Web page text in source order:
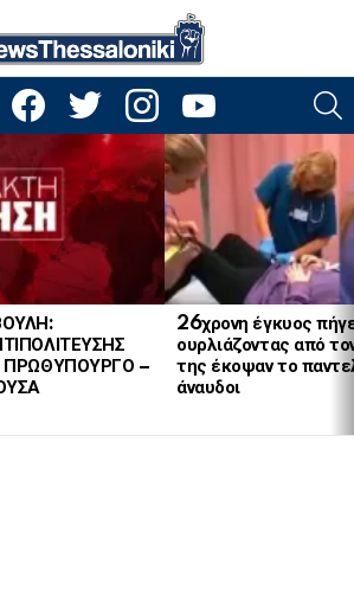
facebooktwitter instagramyoutube
ΠΡΩΘΥΠΟΥΡΓΟ –
26χρονη έγκυος
ουρλιάζοντας από
της έκοψαν το
άναυδοι